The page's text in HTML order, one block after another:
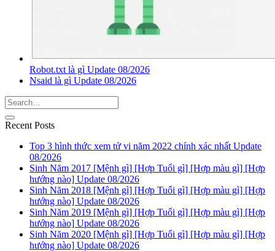
Robot.txt là gì Update 08/2026
Nsaid là gì Update 08/2026
Recent Posts
Top 3 hình thức xem tử vi năm 2022 chính xác nhất Update
08/2026
Sinh Năm 2017 [Mệnh gì] [Hợp Tuổi gì] [Hợp màu gì] [Hợp
hướng nào] Update 08/2026
Sinh Năm 2018 [Mệnh gì] [Hợp Tuổi gì] [Hợp màu gì] [Hợp
hướng nào] Update 08/2026
Sinh Năm 2019 [Mệnh gì] [Hợp Tuổi gì] [Hợp màu gì] [Hợp
hướng nào] Update 08/2026
Sinh Năm 2020 [Mệnh gì] [Hợp Tuổi gì] [Hợp màu gì] [Hợp
hướng nào] Update 08/2026